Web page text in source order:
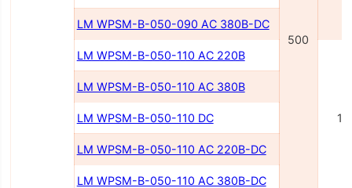
500
LM WPSM-B-050-090 AC 380В-DC
LM WPSM-B-050-110 AC 220В
LM WPSM-B-050-110 AC 380В
LM WPSM-B-050-110 DC
LM WPSM-B-050-110 AC 220В-DC
LM WPSM-B-050-110 AC 380В-DC